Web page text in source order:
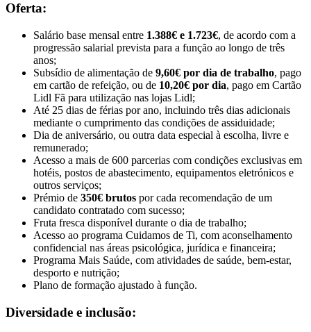
Oferta:
Salário base mensal entre 1.388€ e 1.723€, de acordo com a
progressão salarial prevista para a função ao longo de três
anos;
Subsídio de alimentação de 9,60€ por dia de trabalho, pago
em cartão de refeição, ou de 10,20€ por dia, pago em Cartão
Lidl Fã para utilização nas lojas Lidl;
Até 25 dias de férias por ano, incluindo três dias adicionais
mediante o cumprimento das condições de assiduidade;
Dia de aniversário, ou outra data especial à escolha, livre e
remunerado;
Acesso a mais de 600 parcerias com condições exclusivas em
hotéis, postos de abastecimento, equipamentos eletrónicos e
outros serviços;
Prémio de 350€ brutos por cada recomendação de um
candidato contratado com sucesso;
Fruta fresca disponível durante o dia de trabalho;
Acesso ao programa Cuidamos de Ti, com aconselhamento
confidencial nas áreas psicológica, jurídica e financeira;
Programa Mais Saúde, com atividades de saúde, bem-estar,
desporto e nutrição;
Plano de formação ajustado à função.
Diversidade e inclusão: